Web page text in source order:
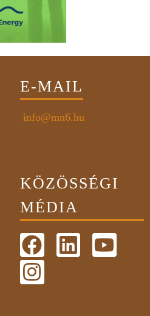
E-MAIL
info@mn6.hu
KÖZÖSSÉGI
MÉDIA